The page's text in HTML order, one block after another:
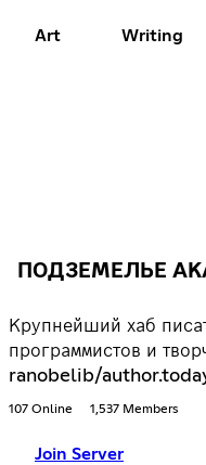
Art Writing
ПОДЗЕМЕЛЬЕ
Крупнейший хаб
программистов и
ranobelib/
107 Online 1,537 Members
Join Server